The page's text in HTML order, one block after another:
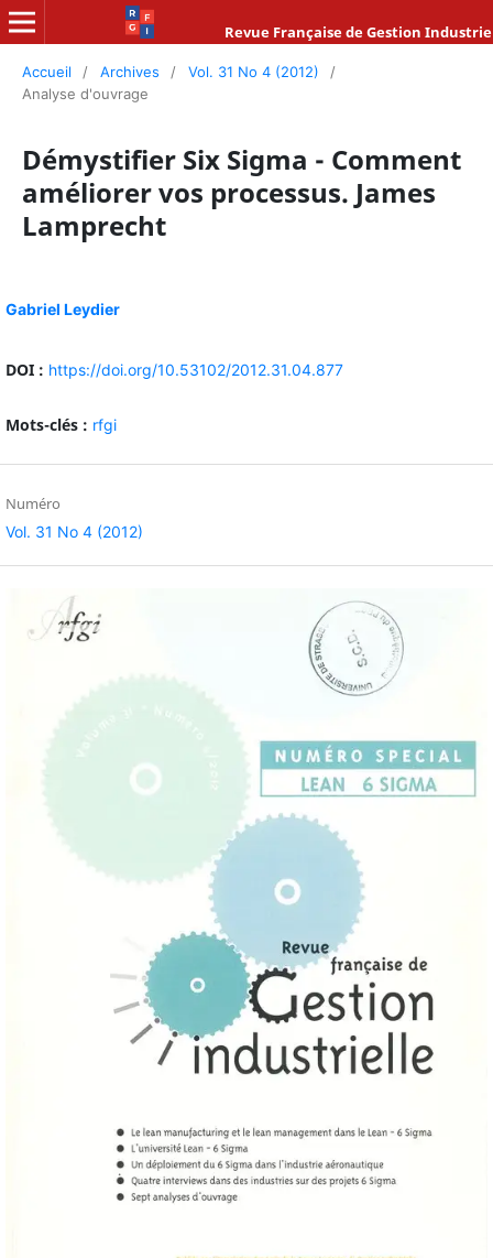
Revue Française de Gestion
Accueil / Archives / Vol. 31 No 4 (2012)
/
Analyse d'ouvrage
Démystifier Six Sigma - Comment
améliorer vos processus. James
Lamprecht
Gabriel Leydier
DOI : https://doi.org/10.53102/2012.31.04.877
Mots-clés : rfgi
Numéro
Vol. 31 No 4 (2012)